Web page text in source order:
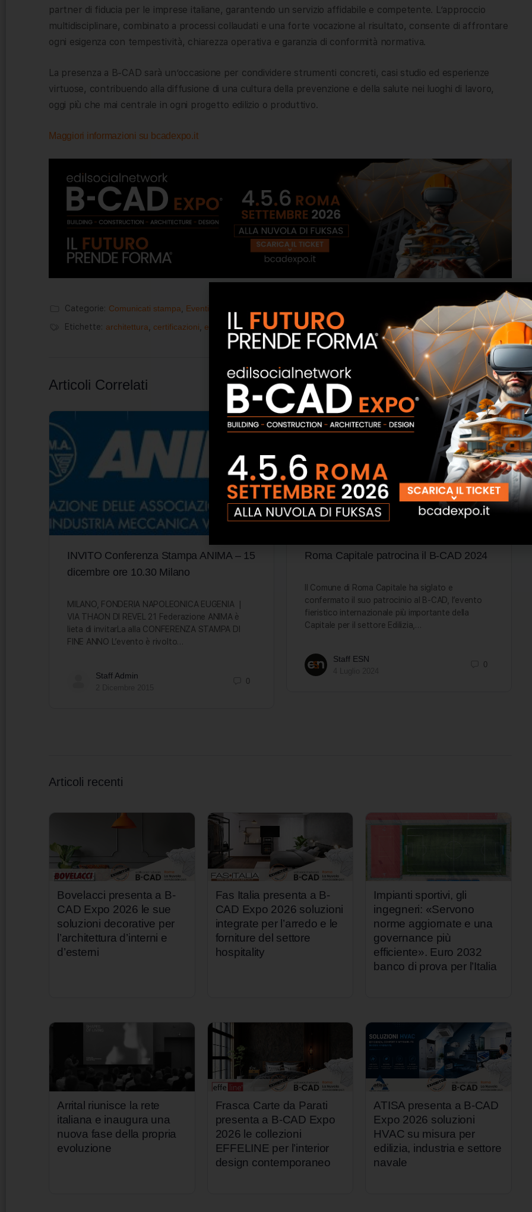
partner di fiducia per le imprese italiane, garantendo un servizio affidabile e competente. L’approccio
multidisciplinare, combinato a processi collaudati e una forte vocazione al risultato, consente di affrontare
ogni esigenza con tempestività, chiarezza operativa e garanzia di conformità normativa.
La presenza a B-CAD sarà un’occasione per condividere strumenti concreti, casi studio ed esperienze
virtuose, contribuendo alla diffusione di una cultura della prevenzione e della salute nei luoghi di lavoro,
oggi più che mai centrale in ogni progetto edilizio o produttivo.
Maggiori informazioni su bcadexpo.it
Categorie: Comunicati stampa
Eventi & Fiere
Etichette: architettura certificazioni edilizia formazione, ingegneria,sicurezza
Articoli Correlati
INVITO Conferenza Stampa ANIMA – 15
dicembre ore 10.30 Milano
MILANO, FONDERIA NAPOLEONICA EUGENIA |
VIA THAON DI REVEL 21 Federazione ANIMA è
lieta di invitarLa alla CONFERENZA STAMPA DI
FINE ANNO L’evento è rivolto…
Staff Admin
0
Roma Capitale patrocina il B-CAD 2024
Il Comune di Roma Capitale ha siglato e
confermato il suo patrocinio al B-CAD, l’evento
fieristico internazionale più importante della
Capitale per il settore Edilizia,…
Staff ESN
0
Articoli recenti
Bovelacci presenta a B-
CAD Expo 2026 le sue
soluzioni decorative per
l’architettura d’interni e
d’esterni
Fas Italia presenta a B-
CAD Expo 2026 soluzioni
integrate per l’arredo e le
forniture del settore
hospitality
Impianti sportivi, gli
ingegneri: «Servono
norme aggiornate e una
governance più
efficiente». Euro 2032
banco di prova per l’Italia
Arrital riunisce la rete
italiana e inaugura una
nuova fase della propria
evoluzione
Frasca Carte da Parati
presenta a B-CAD Expo
2026 le collezioni
EFFELINE per l’interior
design contemporaneo
ATISA presenta a B-CAD
Expo 2026 soluzioni
HVAC su misura per
edilizia, industria e settore
navale